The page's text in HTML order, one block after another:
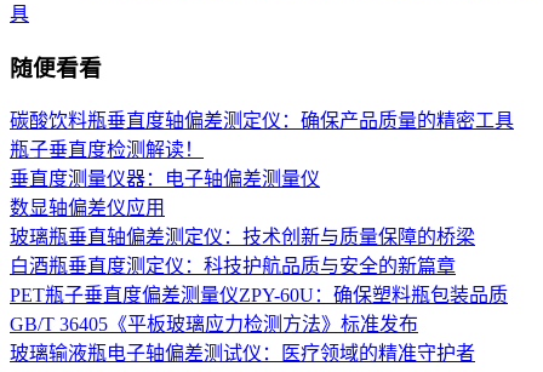
具
随便看看
碳酸饮料瓶垂直度轴偏差测定仪：确保产品质量的精密工具
瓶子垂直度检测解读！
垂直度测量仪器：电子轴偏差测量仪
数显轴偏差仪应用
玻璃瓶垂直轴偏差测定仪：技术创新与质量保障的桥梁
白酒瓶垂直度测定仪：科技护航品质与安全的新篇章
PET瓶子垂直度偏差测量仪ZPY-60U：确保塑料瓶包装品质
GB/T 36405《平板玻璃应力检测方法》标准发布
玻璃输液瓶电子轴偏差测试仪：医疗领域的精准守护者